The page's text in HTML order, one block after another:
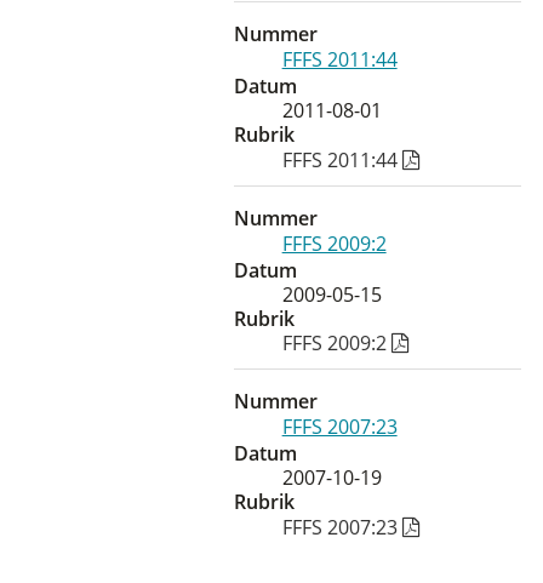
Nummer
FFFS 2011:44
Datum
2011-08-01
Rubrik
FFFS 2011:44
Nummer
FFFS 2009:2
Datum
2009-05-15
Rubrik
FFFS 2009:2
Nummer
FFFS 2007:23
Datum
2007-10-19
Rubrik
FFFS 2007:23